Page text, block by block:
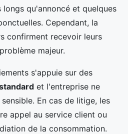
qu'annoncé et quelques
Cependant, la
confirment recevoir leurs
majeur.
s'appuie sur des
et l'entreprise ne
En cas de litige, les
appel au service client ou
de la consommation.